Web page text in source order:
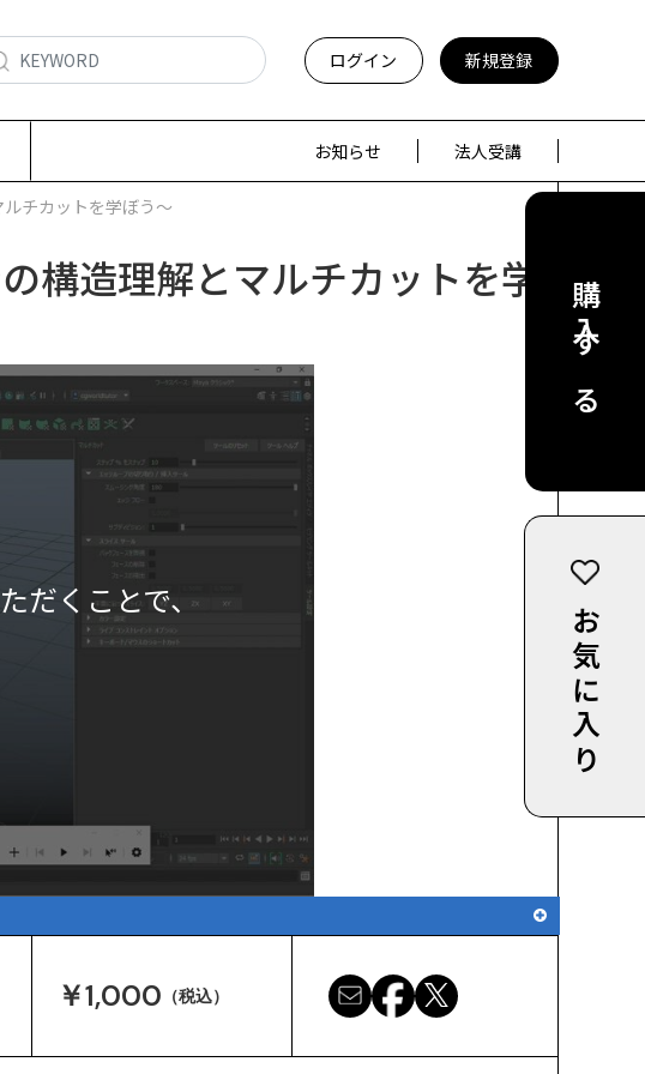
ログイン 新規登録
お知らせ 法人受講
チカットを学ぼう～
構造理解とマルチカットを学
だくことで、
購入する
お気に入り
￥1,000 （税込）